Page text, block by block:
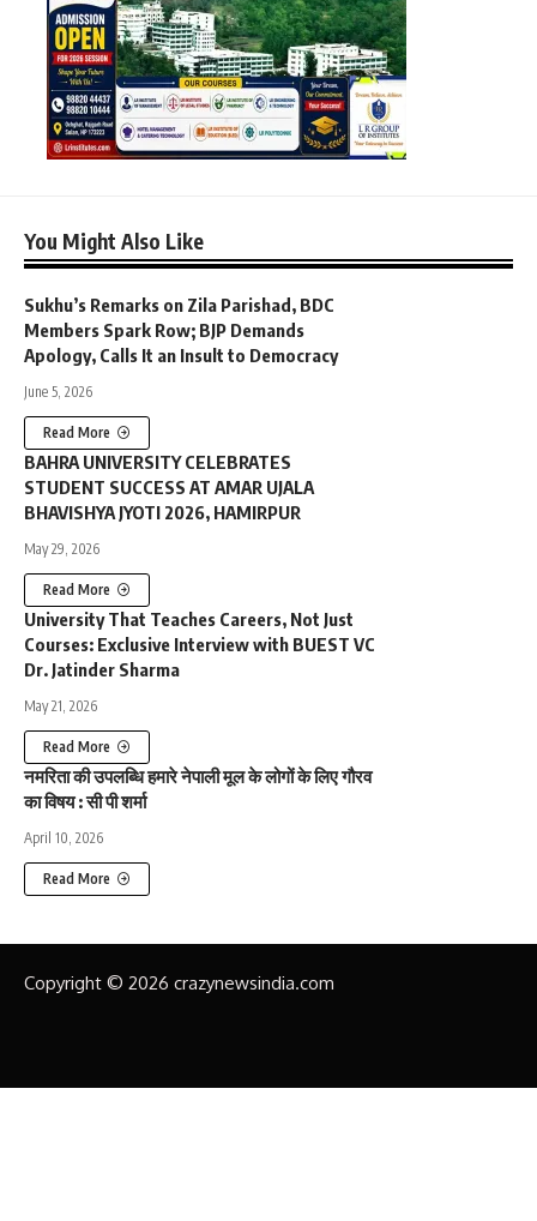
You Might Also Like
Sukhu’s Remarks on Zila Parishad, BDC
Members Spark Row; BJP Demands
Apology, Calls It an Insult to Democracy
June 5, 2026
Read More
BAHRA UNIVERSITY CELEBRATES
STUDENT SUCCESS AT AMAR UJALA
BHAVISHYA JYOTI 2026, HAMIRPUR
May 29, 2026
Read More
University That Teaches Careers, Not Just
Courses: Exclusive Interview with BUEST VC
Dr. Jatinder Sharma
May 21, 2026
Read More
नमरिता की उपलब्धि हमारे नेपाली मूल के लोगों के लिए गौरव
का विषय : सी पी शर्मा
April 10, 2026
Read More
Copyright © 2026 crazynewsindia.com